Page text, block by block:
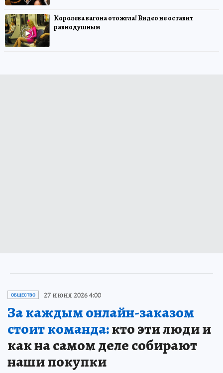
Королева вагона отожгла! Видео не оставит
равнодушным
ОБЩЕСТВО 27 июня 2026 4:00
За каждым онлайн-заказом
стоит команда:кто эти люди и
как на самом деле собирают
наши покупки